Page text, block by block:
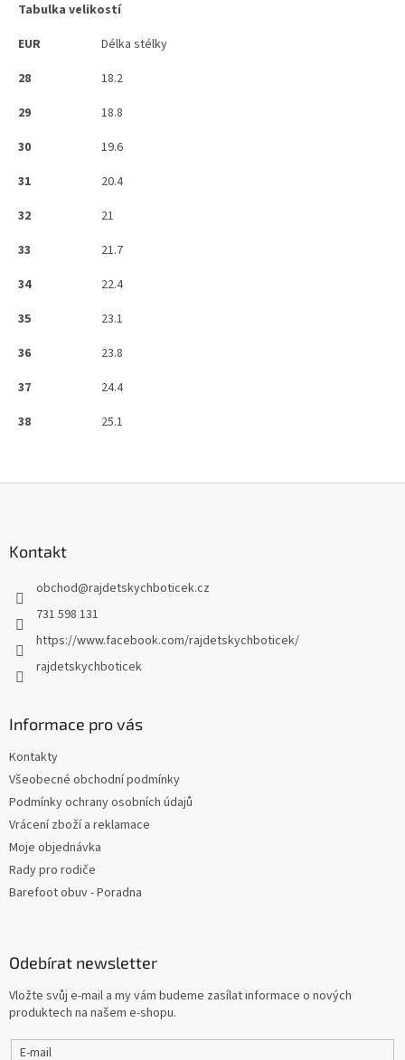
Tabulka velikostí
EUR
Délka stélky
28
18.2
29
18.8
30
19.6
31
20.4
32
21
33
21.7
34
22.4
35
23.1
36
23.8
37
24.4
38
25.1
Kontakt
obchod@rajdetskychboticek.cz
731 598 131
https://www.facebook.com/rajdetskychboticek/
rajdetskychboticek
Informace pro vás
Kontakty
Všeobecné obchodní podmínky
Podmínky ochrany osobních údajů
Vrácení zboží a reklamace
Moje objednávka
Rady pro rodiče
Barefoot obuv - Poradna
Odebírat newsletter
Vložte svůj e-mail a my vám budeme zasílat informace o nových
produktech na našem e-shopu.
E-mail